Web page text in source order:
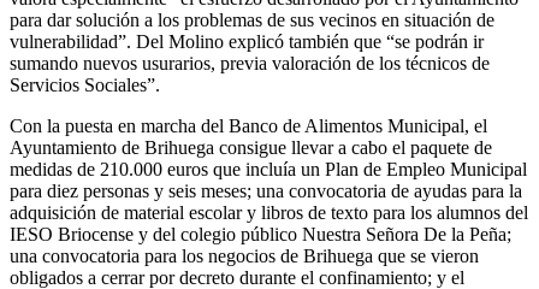
para dar solución a los problemas de sus vecinos en situación de
vulnerabilidad”. Del Molino explicó también que “se podrán ir
sumando nuevos usurarios, previa valoración de los técnicos de
Servicios Sociales”.
Con la puesta en marcha del Banco de Alimentos Municipal, el
Ayuntamiento de Brihuega consigue llevar a cabo el paquete de
medidas de 210.000 euros que incluía un Plan de Empleo Municipal
para diez personas y seis meses; una convocatoria de ayudas para la
adquisición de material escolar y libros de texto para los alumnos del
IESO Briocense y del colegio público Nuestra Señora De la Peña;
una convocatoria para los negocios de Brihuega que se vieron
obligados a cerrar por decreto durante el confinamiento; y el